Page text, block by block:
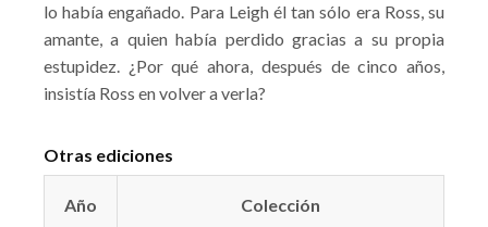
lo había engañado. Para Leigh él tan sólo era Ross, su
amante, a quien había perdido gracias a su propia
estupidez. ¿Por qué ahora, después de cinco años,
insistía Ross en volver a verla?
Otras ediciones
Año Colección